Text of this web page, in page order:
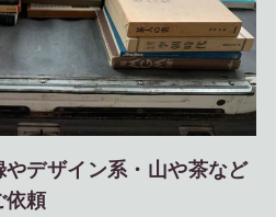
デザイン系・山や茶など
依頼